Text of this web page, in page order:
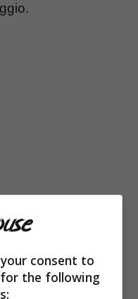
prossimo Live,
, ma tutti
che si terrà il
consent to
the following